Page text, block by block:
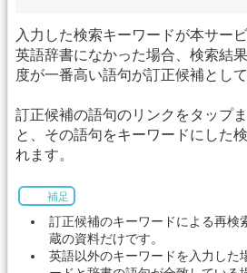
入力した検索キーワードが本サー
英語辞書になかった場合、検索結
度が一番高い語句が訂正候補とし
訂正候補の語句のリンクをタップ
と、その語句をキーワードにした
れます。
補足
訂正候補のキーワードによる再検
蔵の資料だけです。
英語以外のキーワードを入力した